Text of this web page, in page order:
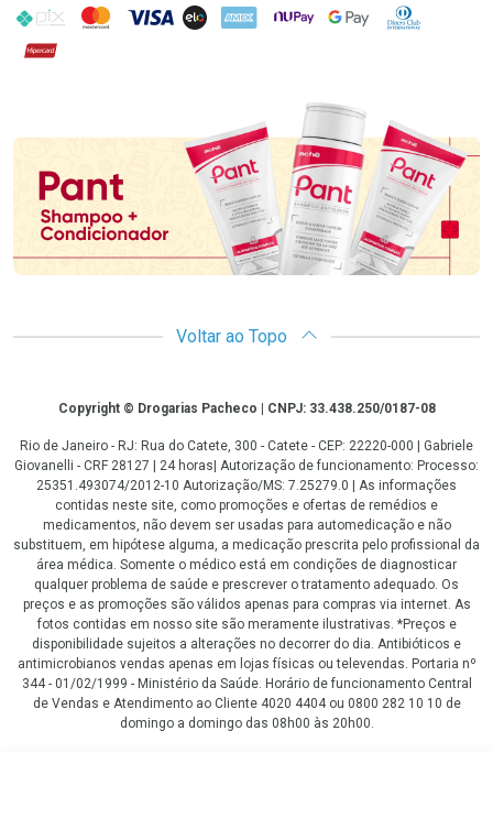
PIX MasterCard
VISA ELO AMEX NuPay Google PayDiners Club
Hipercard
Promoção em Destaque
Voltar ao Topo
CopyrightCopyright © Drogarias Pacheco | CNPJ: 33.438.250/0187-08
Rio de Janeiro - RJ: Rua do Catete, 300 - Catete - CEP: 22220-000 | Gabriele
Giovanelli - CRF 28127 | 24 horas| Autorização de funcionamento: Processo:
25351.493074/2012-10 Autorização/MS: 7.25279.0 | As informações
contidas neste site, como promoções e ofertas de remédios e
medicamentos, não devem ser usadas para automedicação e não
substituem, em hipótese alguma, a medicação prescrita pelo profissional da
área médica. Somente o médico está em condições de diagnosticar
qualquer problema de saúde e prescrever o tratamento adequado. Os
preços e as promoções são válidos apenas para compras via internet. As
fotos contidas em nosso site são meramente ilustrativas. *Preços e
disponibilidade sujeitos a alterações no decorrer do dia. Antibióticos e
antimicrobianos vendas apenas em lojas físicas ou televendas. Portaria nº
344 - 01/02/1999 - Ministério da Saúde. Horário de funcionamento Central
de Vendas e Atendimento ao Cliente 4020 4404 ou 0800 282 10 10 de
domingo a domingo das 08h00 às 20h00.